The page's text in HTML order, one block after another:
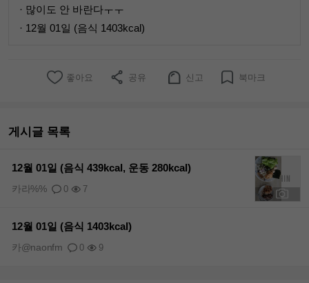
· 많이도 안 바란다ㅜㅜ
· 12월 01일 (음식 1403kcal)
좋아요 공유 신고 북마크
게시글 목록
12월 01일 (음식 439kcal, 운동 280kcal)
0 7
카라%%
12월 01일 (음식 1403kcal)
0 9
카@naonfm